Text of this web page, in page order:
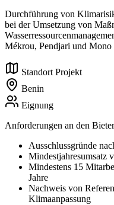
Durchführung von
bei der Umsetzung von
Mékrou, Pendjari und Mono
Standort Projekt
Benin
Eignung
Anforderungen an den Bieter
Ausschlussgründe
Mindestjahresumsatz
Mindestens 15
Jahre
Nachweis von
Klimaanpassung